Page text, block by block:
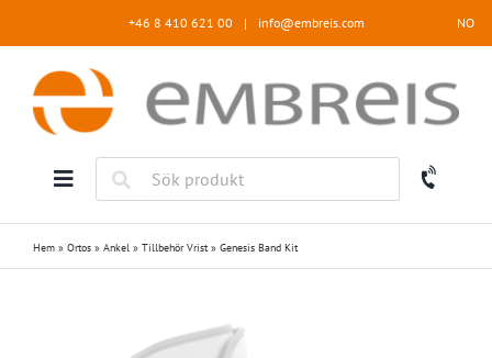
+46 8 410 621 00 | info@embreis.com NO
Hem » Ortos » Ankel » Tillbehör Vrist» Genesis Band Kit